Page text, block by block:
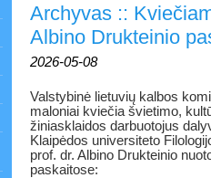
Archyvas ::
Albino Drukteinio
2026-05-08
Valstybinė lietuvių kalbos
maloniai kviečia švietimo,
žiniasklaidos darbuotojus
Klaipėdos universiteto
prof. dr. Albino Drukteinio
paskaitose: